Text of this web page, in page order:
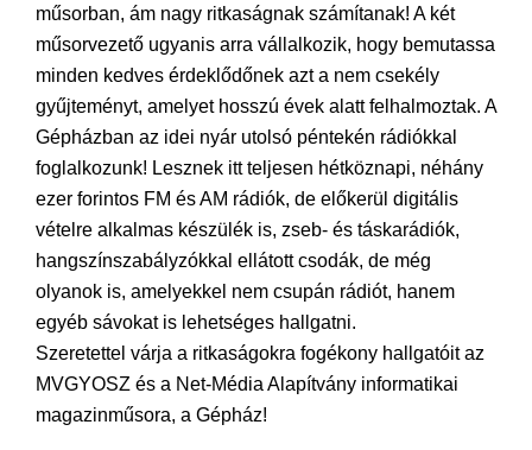
műsorban, ám nagy ritkaságnak számítanak! A két
műsorvezető ugyanis arra vállalkozik, hogy bemutassa
minden kedves érdeklődőnek azt a nem csekély
gyűjteményt, amelyet hosszú évek alatt felhalmoztak. A
Gépházban az idei nyár utolsó péntekén rádiókkal
foglalkozunk! Lesznek itt teljesen hétköznapi, néhány
ezer forintos FM és AM rádiók, de előkerül digitális
vételre alkalmas készülék is, zseb- és táskarádiók,
hangszínszabályzókkal ellátott csodák, de még
olyanok is, amelyekkel nem csupán rádiót, hanem
egyéb sávokat is lehetséges hallgatni.
Szeretettel várja a ritkaságokra fogékony hallgatóit az
MVGYOSZ és a Net-Média Alapítvány informatikai
magazinműsora, a Gépház!